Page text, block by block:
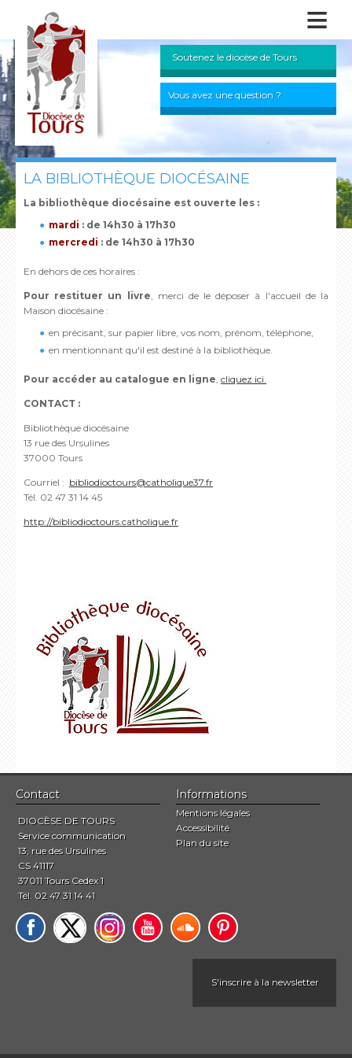
≡
Soutenez le diocèse de Tours
Vous avez une question ?
LA BIBLIOTHÈQUE DIOCÉSAINE
La bibliothèque diocésaine est ouverte les :
mardi : de 14h30 à 17h30
mercredi : de 14h30 à 17h30
En dehors de ces horaires :
Pour restituer un livre, merci de le déposer à l'accueil de la
Maison diocésaine :
en précisant, sur papier libre, vos nom, prénom, téléphone,
en mentionnant qu'il est destiné à la bibliothèque.
Pour accéder au catalogue en ligne, cliquez ici.
CONTACT :
Bibliothèque diocésaine
13 rue des Ursulines
37000 Tours
Courriel : bibliodioctours@catholique37.fr
Tél. 02 47 31 14 45
http://bibliodioctours.catholique.fr
Contact
DIOCÈSE DE TOURS
Service communication
13, rue des Ursulines
CS 41117
37011 Tours Cedex 1
Tél. 02 47 31 14 41
Informations
Mentions légales
Accessibilité
Plan du site
S'inscrire à la newsletter